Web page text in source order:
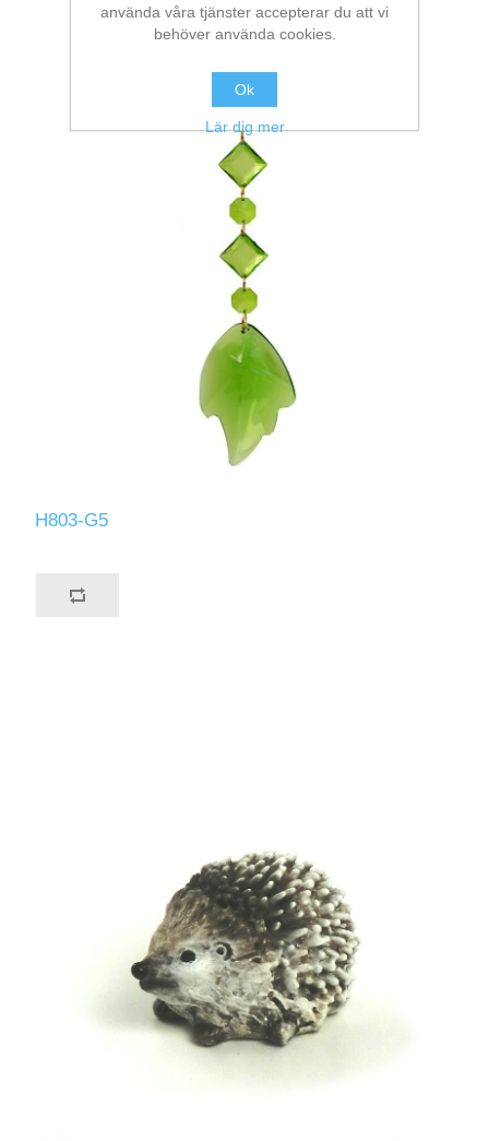
H803-G5
använda våra tjänster accepterar du att vi
behöver använda cookies.
Ok
Lär dig mer